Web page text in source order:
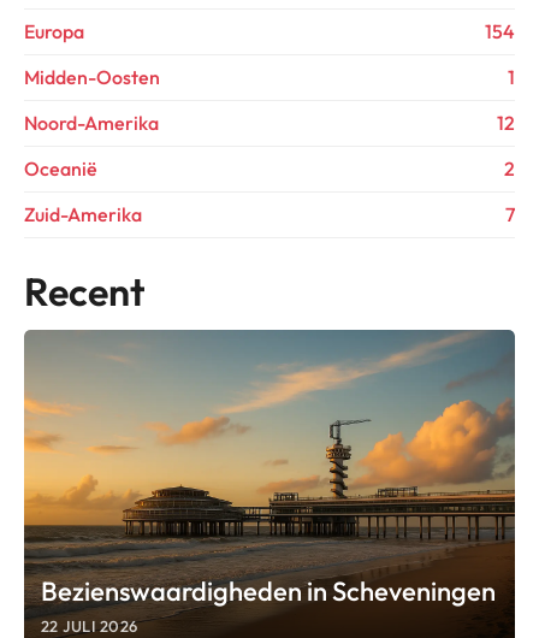
Europa
154
Midden-Oosten
1
Noord-Amerika
12
Oceanië
2
Zuid-Amerika
7
Recent
Bezienswaardigheden in Scheveningen
22 JULI 2026